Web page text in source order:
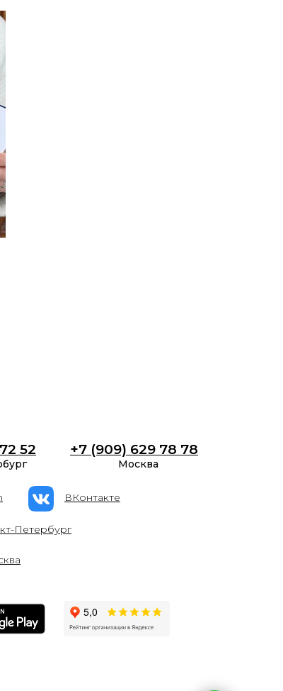
+7 (909) 629 78 78
Петербург
ВКонтакте
52
Москва